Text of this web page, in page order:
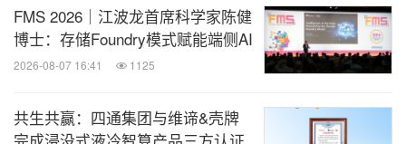
FMS 2026｜江波龙首席科学家陈健
博士：存储Foundry模式赋能端侧AI
2026-08-07 16:41 1125
共生共赢：四通集团与维谛&壳牌